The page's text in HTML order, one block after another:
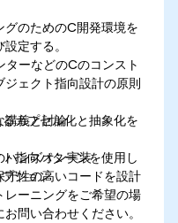
グのためのC開発環境を
定する。
ーなどのCのコンスト
ェクト指向設計の原則
カプセル化と抽象化を
指向パターンを使用し
守性の高いコードを設計
講義と討論
ハンズオン実装
ション
レーニングをご希望の場
問い合わせください。